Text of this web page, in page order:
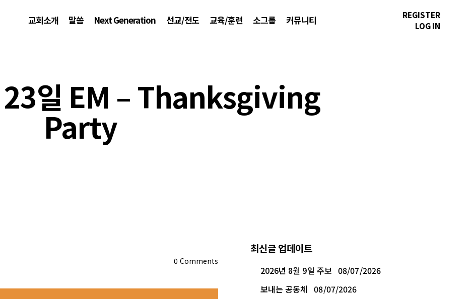
교회소개 말씀 Next Generation 선교/전도 교육/훈련 소그룹 커뮤니티
REGISTER
LOG IN
일 EM – Thanksgiving
Party
0 Comments
최신글 업데이트
2026년 8월 9일 주보 08/07/2026
보내는 공동체 08/07/2026